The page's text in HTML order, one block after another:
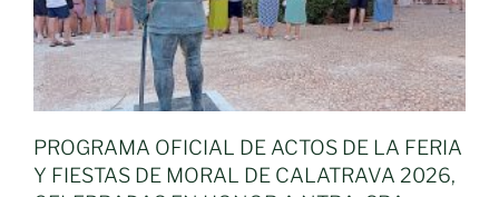
PROGRAMA OFICIAL DE ACTOS DE LA FERIA
Y FIESTAS DE MORAL DE CALATRAVA 2026,